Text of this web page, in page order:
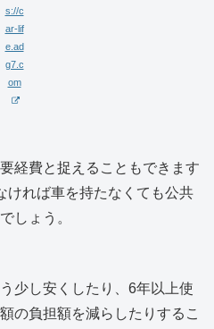
s://c
ar-lif
e.ad
g7.c
om
経費と捉えることもできます
ければ車を持たなくても公共
しょう。
少し安くしたり、6年以上使
の負担額を減らしたりするこ